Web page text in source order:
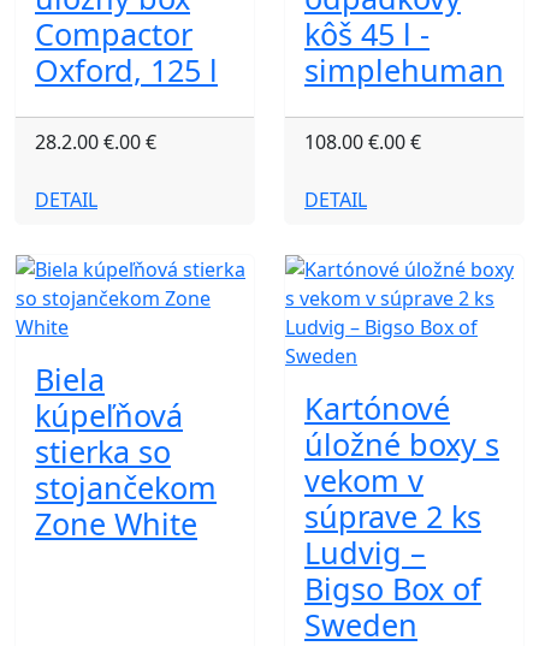
Compactor
Oxford, 125 l
28.2.00 €.00 €
DETAIL
kôš 45 l -
simplehuman
108.00 €.00 €
DETAIL
Biela
kúpeľňová
stierka so
stojančekom
Zone White
Kartónové
úložné boxy s
vekom v
súprave 2 ks
Ludvig –
Bigso Box of
Sweden